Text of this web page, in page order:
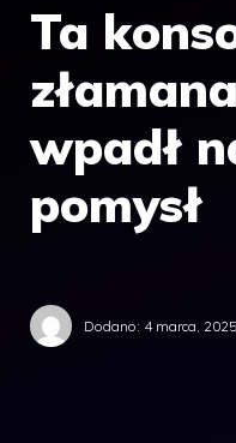
Ta
wpadł
pomysł
Dodano: 4 marca, 2025